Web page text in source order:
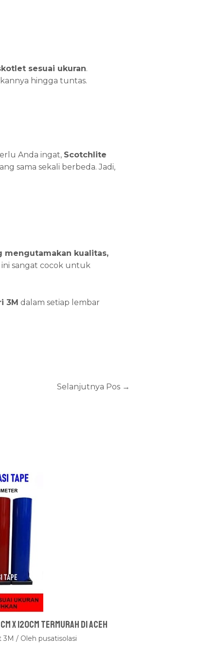
sesuai ukuran.
hingga tuntas.
Anda ingat, Scotchlite
sama sekali berbeda. Jadi,
mengutamakan kualitas,
sangat cocok untuk
3M dalam setiap lembar
Selanjutnya Pos →
x 120cm Termurah Di Aceh
3M / Oleh pusatisolasi